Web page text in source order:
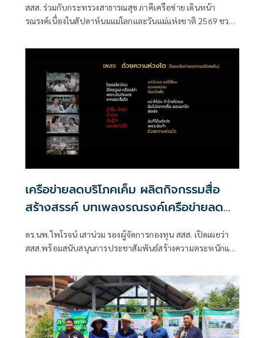
สสส. ร่วมกับกระทรวงสาธารณสุข ภาคีเครือข่าย เดินหน้า
รณรงค์เนื่องในสัปดาห์นมแม่โลกและวันแม่แห่งชาติ 2569 ชวน
แรกเพื่อสร้างรากฐานเด็กไทย
เครือข่ายลดบริโภคเค็ม ผลิตกิจกรรมสื่อ
สร้างสรรค์ บทเพลงรณรงค์เครือข่ายลด
ดร.นพ.ไพโรจน์ เสาน่วม รองผู้จัดการกองทุน สสส. เปิดเผยว่า
สสส.พร้อมสนับสนุนการประชาสัมพันธ์สร้างความตระหนักและ